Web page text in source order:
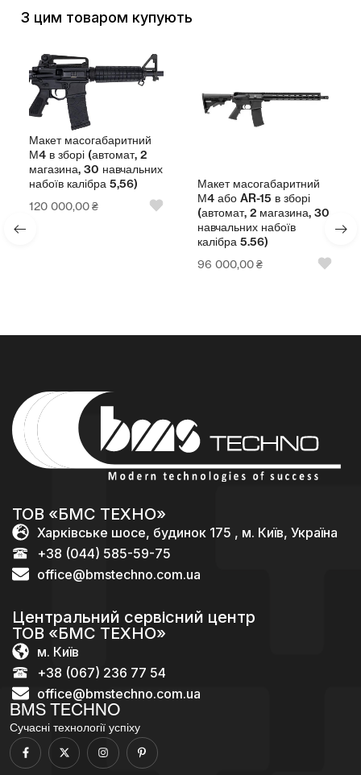
З цим товаром купують
Макет масогабаритний
М4 в зборі (автомат, 2
магазина, 30 навчальних
набоїв калібра 5,56)
120 000,00₴
Макет масогабаритний
М4 або AR-15 в зборі
(автомат, 2 магазина, 30
навчальних набоїв
калібра 5.56)
96 000,00₴
BMS TECHNO
Сучасні технології успіху
ТОВ «БМС ТЕХНО»
Харківське шосе, будинок 175 , м. Київ, Україна
+38 (044) 585-59-75
office@bmstechno.com.ua
Центральний сервісний центр
ТОВ «БМС ТЕХНО»
м. Київ
+38 (067) 236 77 54
office@bmstechno.com.ua